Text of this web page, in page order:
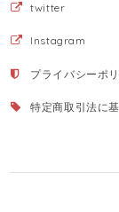
twitter
Instagram
プライバシーポ
特定商取引法に